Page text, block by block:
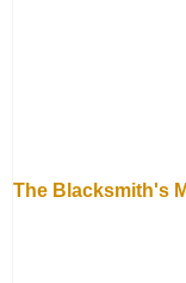
The Blacksmith's